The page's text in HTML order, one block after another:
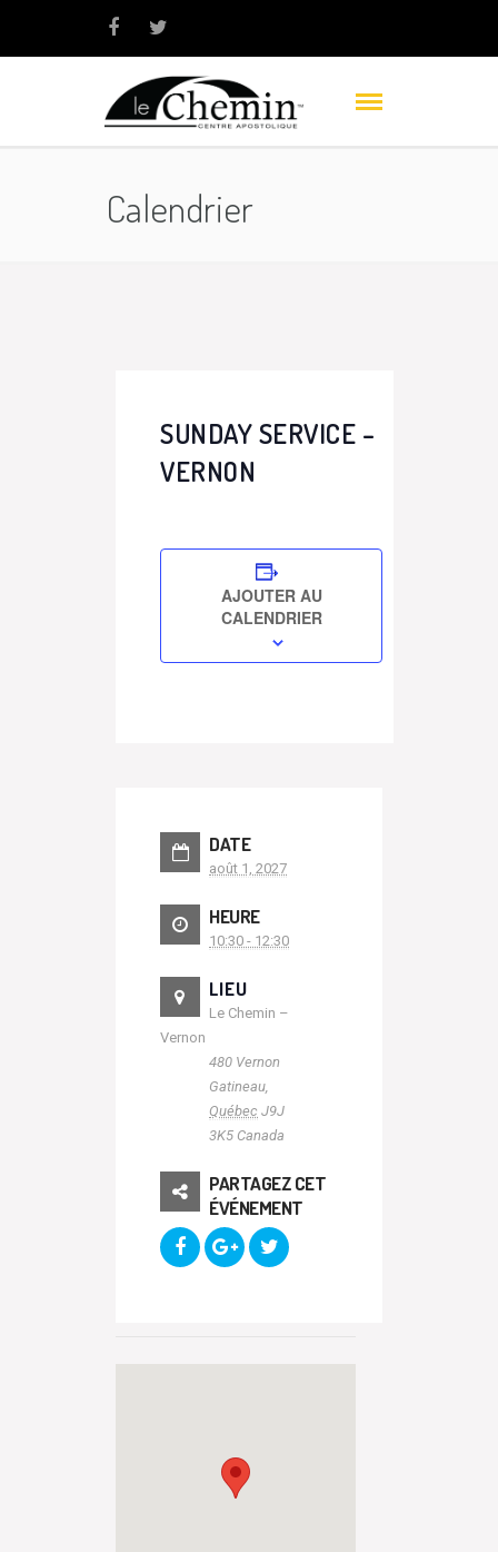
Calendrier
SUNDAY SERVICE –
VERNON
AJOUTER AU
CALENDRIER
DATE
août 1, 2027
HEURE
10:30 - 12:30
LIEU
Le Chemin –
Vernon
480 Vernon
Gatineau,
Québec J9J
3K5 Canada
PARTAGEZ CET
ÉVÉNEMENT